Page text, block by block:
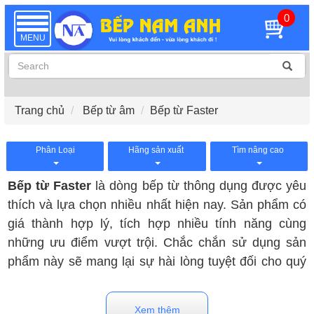
TOGGLE
NAVIGATION
MENU
0
Trang chủ Bếp từ âm Bếp từ Faster
Phân Loại Hãng sản xuất Tìm nâng cao
Bếp từ Faster là dòng bếp từ thông dụng được yêu
thích và lựa chọn nhiều nhất hiện nay. Sản phẩm có
giá thành hợp lý, tích hợp nhiều tính năng cùng
những ưu điểm vượt trội. Chắc chắn sử dụng sản
phẩm này sẽ mang lại sự hài lòng tuyệt đối cho quý
những mẫu bếp từ Faster bán chạy và nổi tiếng trên
Xem thêm